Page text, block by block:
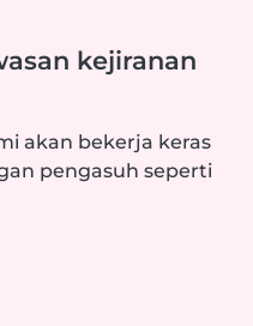
kejiranan
akan bekerja keras
pengasuh seperti